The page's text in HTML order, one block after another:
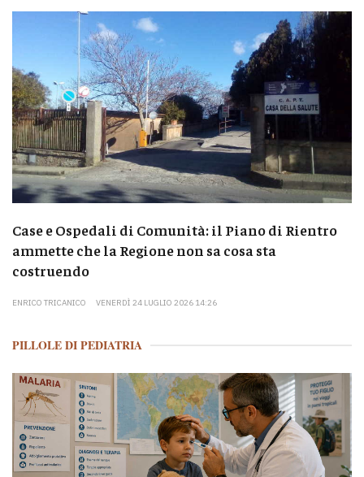
Case e Ospedali di Comunità: il Piano di Rientro
ammette che la Regione non sa cosa sta
costruendo
ENRICO TRICANICO VENERDÌ 24 LUGLIO 2026 14:26
PILLOLE DI PEDIATRIA